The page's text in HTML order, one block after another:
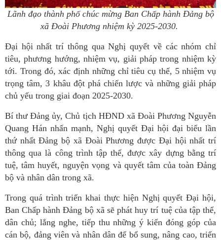
Lãnh đạo thành phố chúc mừng Ban Chấp hành Đảng bộ
xã Đoài Phương nhiệm kỳ 2025-2030.
Đại hội nhất trí thông qua Nghị quyết về các nhóm chỉ
tiêu, phương hướng, nhiệm vụ, giải pháp trong nhiệm kỳ
tới. Trong đó, xác định những chỉ tiêu cụ thể, 5 nhiệm vụ
trọng tâm, 3 khâu đột phá chiến lược và những giải pháp
chủ yếu trong giai đoạn 2025-2030.
Bí thư Đảng ủy, Chủ tịch HĐND xã Đoài Phương Nguyễn
Quang Hán nhấn mạnh, Nghị quyết Đại hội đại biểu lần
thứ nhất Đảng bộ xã Đoài Phương được Đại hội nhất trí
thông qua là công trình tập thể, được xây dựng bằng trí
tuệ, tâm huyết, nguyện vọng và quyết tâm của toàn Đảng
bộ và nhân dân trong xã.
Trong quá trình triển khai thực hiện Nghị quyết Đại hội,
Ban Chấp hành Đảng bộ xã sẽ phát huy trí tuệ của tập thể,
dân chủ; lắng nghe, tiếp thu những ý kiến đóng góp của
cán bộ, đảng viên và nhân dân để bổ sung, nâng cao, triển